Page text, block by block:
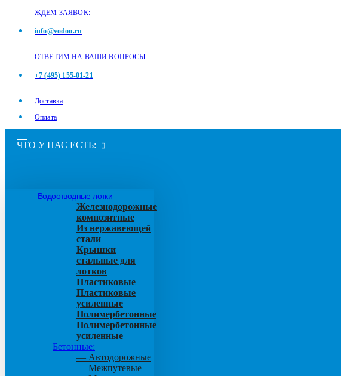
ЖДЕМ ЗАЯВОК:
info@vodoo.ru
ОТВЕТИМ НА ВАШИ ВОПРОСЫ:
+7 (495) 155-01-21
Доставка
Оплата
ЧТО У НАС ЕСТЬ:
Водоотводные лотки
Железнодорожные
композитные
Из нержавеющей
стали
Крышки
стальные для
лотков
Пластиковые
Пластиковые
усиленные
Полимербетонные
Полимербетонные
усиленные
Бетонные:
— Автодорожные
— Межпутевые